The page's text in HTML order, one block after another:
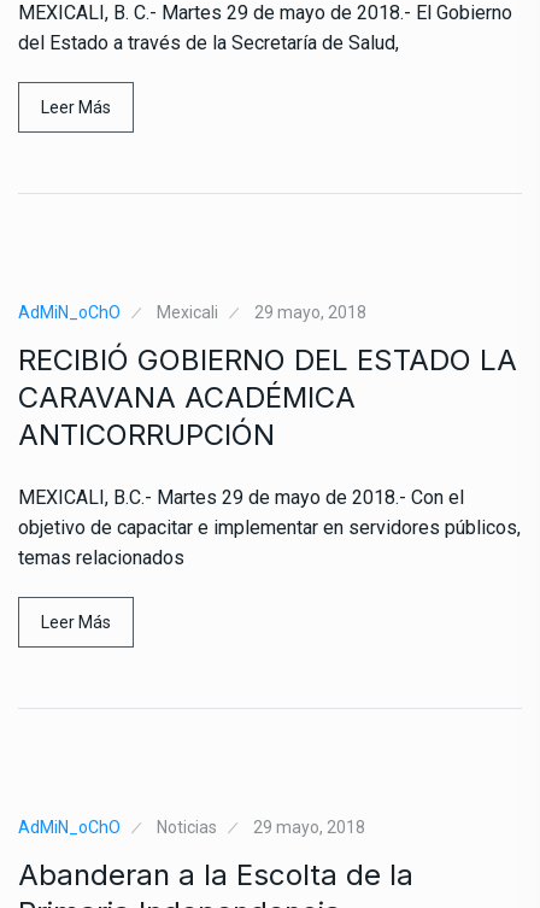
MEXICALI, B. C.- Martes 29 de mayo de 2018.- El Gobierno
del Estado a través de la Secretaría de Salud,
Leer Más
AdMiN_oChO Mexicali 29 mayo, 2018
RECIBIÓ GOBIERNO DEL ESTADO LA
CARAVANA ACADÉMICA
ANTICORRUPCIÓN
MEXICALI, B.C.- Martes 29 de mayo de 2018.- Con el
objetivo de capacitar e implementar en servidores públicos,
temas relacionados
Leer Más
AdMiN_oChO Noticias 29 mayo, 2018
Abanderan a la Escolta de la